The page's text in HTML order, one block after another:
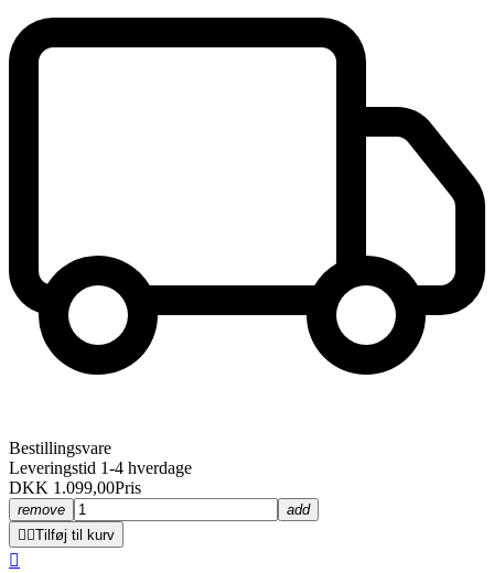
Bestillingsvare
Leveringstid 1-4 hverdage
DKK 1.099,00Pris
remove
add
Tilføj til kurv
